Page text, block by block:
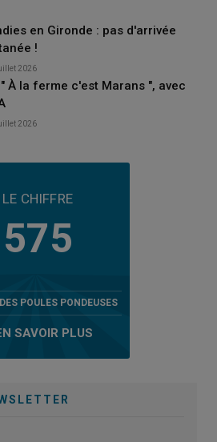
en Gironde : pas d'arrivée
!
2026
À la ferme c'est Marans ", avec
2026
LE CHIFFRE
575
POULES PONDEUSES
SAVOIR PLUS